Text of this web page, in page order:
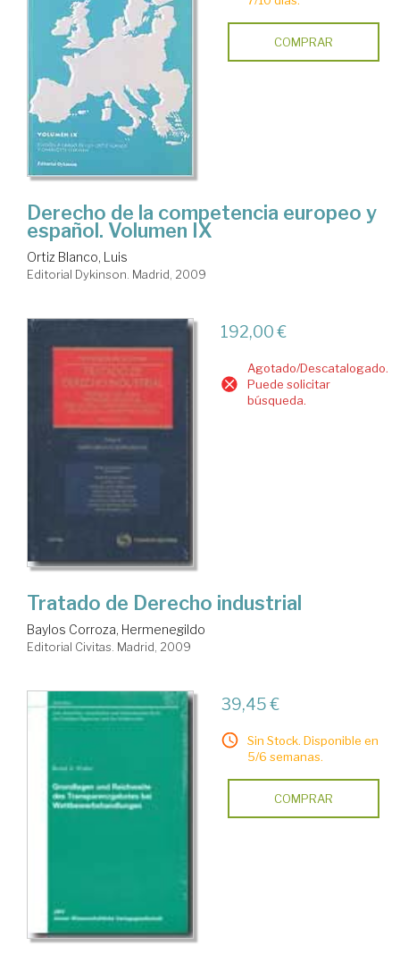
COMPRAR
Derecho de la competencia europeo y
español. Volumen IX
Ortiz Blanco, Luis
Editorial Dykinson. Madrid, 2009
192,00 €
Agotado/Descatalogado.
Puede solicitar
búsqueda.
Tratado de Derecho industrial
Baylos Corroza, Hermenegildo
Editorial Civitas. Madrid, 2009
39,45 €
Sin Stock. Disponible en
5/6 semanas.
COMPRAR